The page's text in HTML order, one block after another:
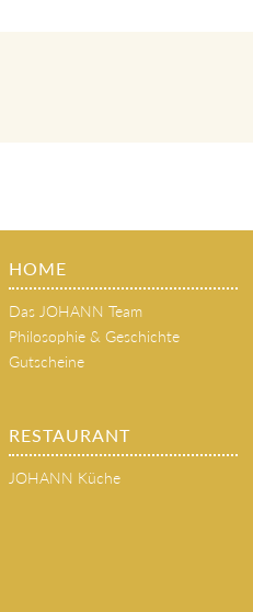
HOME
Das JOHANN Team
Philosophie & Geschichte
Gutscheine
RESTAURANT
JOHANN Küche